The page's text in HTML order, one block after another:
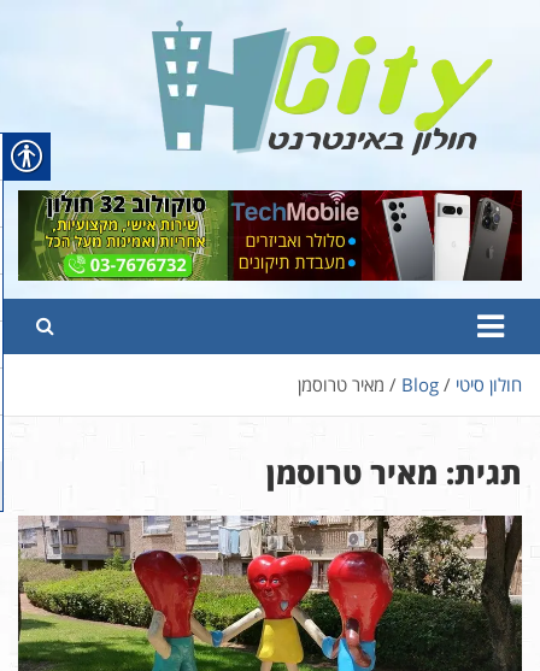
content
Hcity – חולון באינטרנט
פורטל החדשות והמידע של חולון
חולון סיטי Blog מאיר טרוסמן
תגית: מאיר טרוסמן